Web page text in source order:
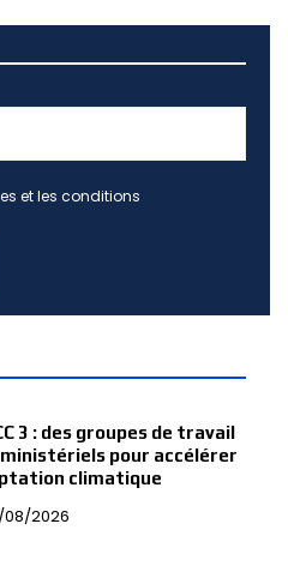
et les conditions
3 : des groupes de travail
pour accélérer
climatique
2026